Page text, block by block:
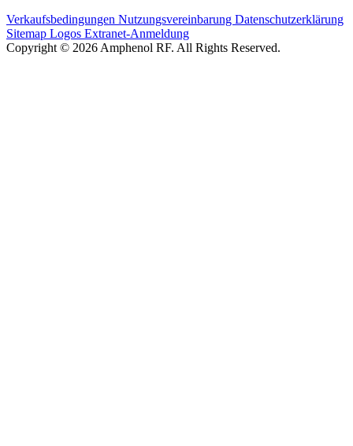
Verkaufsbedingungen Nutzungsvereinbarung Datenschutzerklärung
Sitemap Logos Extranet-Anmeldung
Copyright © 2026 Amphenol RF. All Rights Reserved.